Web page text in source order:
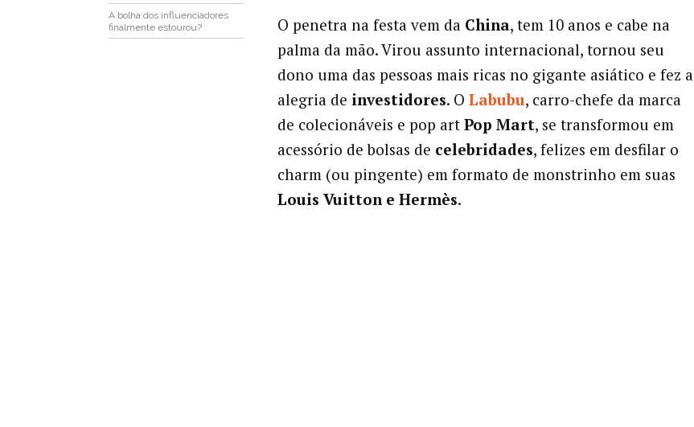
A bolha dos influenciadores
finalmente estourou?
O penetra na festa vem da China, tem 10 anos e cabe na
palma da mão. Virou assunto internacional, tornou seu
dono uma das pessoas mais ricas no gigante asiático e fez a
alegria de investidores. O Labubu, carro-chefe da marca
de colecionáveis e pop art Pop Mart, se transformou em
acessório de bolsas de celebridades, felizes em desfilar o
charm (ou pingente) em formato de monstrinho em suas
Louis Vuitton e Hermès.